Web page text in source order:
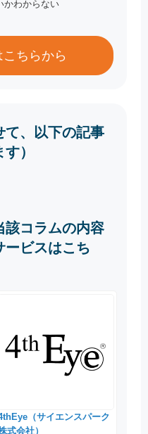
かわからない
ちらから
て、以下の記事
）
該コラムの内容
ービスはこち
（サイエンスパーク
式会社）